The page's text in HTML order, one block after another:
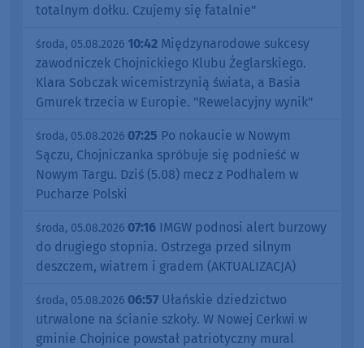
totalnym dołku. Czujemy się fatalnie"
środa, 05.08.2026 10:42 Międzynarodowe sukcesy
zawodniczek Chojnickiego Klubu Żeglarskiego.
Klara Sobczak wicemistrzynią świata, a Basia
Gmurek trzecia w Europie. "Rewelacyjny wynik"
środa, 05.08.2026 07:25 Po nokaucie w Nowym
Sączu, Chojniczanka spróbuje się podnieść w
Nowym Targu. Dziś (5.08) mecz z Podhalem w
Pucharze Polski
środa, 05.08.2026 07:16 IMGW podnosi alert burzowy
do drugiego stopnia. Ostrzega przed silnym
deszczem, wiatrem i gradem (AKTUALIZACJA)
środa, 05.08.2026 06:57 Ułańskie dziedzictwo
utrwalone na ścianie szkoły. W Nowej Cerkwi w
gminie Chojnice powstał patriotyczny mural